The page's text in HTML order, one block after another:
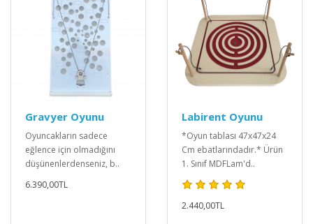
Gravyer Oyunu
Oyuncakların sadece
eğlence için olmadığını
düşünenlerdenseniz, b..
6.390,00TL
Labirent Oyunu
*Oyun tablası 47x47x24
Cm ebatlarındadır.* Ürün
1. Sınıf MDFLam'd..
2.440,00TL